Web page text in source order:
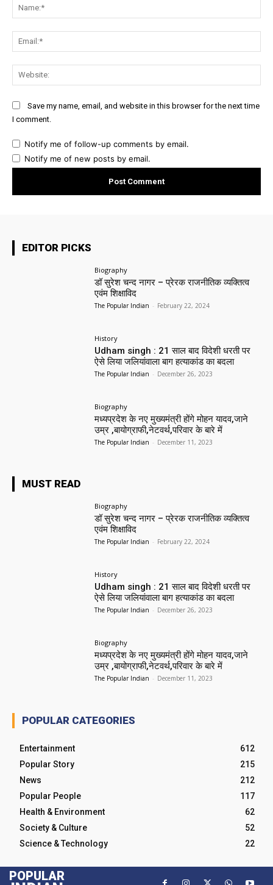
Save my name, email, and website in this browser for the next time
I comment.
Notify me of follow-up comments by email.
Notify me of new posts by email.
EDITOR PICKS
Biography
डॉ सुरेश चन्द नागर – प्रेरक राजनीतिक व्यक्तित्व
एवंम शिक्षाविद
The Popular Indian - February 22, 2024
History
Udham singh : 21 साल बाद विदेशी धरती पर
ऐसे लिया जलियांवाला बाग हत्याकांड का बदला
The Popular Indian - December 26, 2023
Biography
मध्यप्रदेश के नए मुख्यमंत्री होंगे मोहन यादव,जाने
उम्र ,बायोग्राफी,नेटवर्थ,परिवार के बारे में
The Popular Indian - December 11, 2023
MUST READ
Biography
डॉ सुरेश चन्द नागर – प्रेरक राजनीतिक व्यक्तित्व
एवंम शिक्षाविद
The Popular Indian - February 22, 2024
History
Udham singh : 21 साल बाद विदेशी धरती पर
ऐसे लिया जलियांवाला बाग हत्याकांड का बदला
The Popular Indian - December 26, 2023
Biography
मध्यप्रदेश के नए मुख्यमंत्री होंगे मोहन यादव,जाने
उम्र ,बायोग्राफी,नेटवर्थ,परिवार के बारे में
The Popular Indian - December 11, 2023
POPULAR CATEGORIES
Entertainment
612
Popular Story
215
News
212
Popular People
117
Health & Environment
62
Society & Culture
52
Science & Technology
22
POPULAR